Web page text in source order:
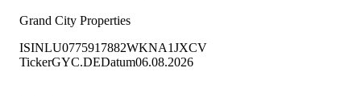
Grand City Properties
ISINLU0775917882WKNA1JXCV
TickerGYC.DEDatum06.08.2026